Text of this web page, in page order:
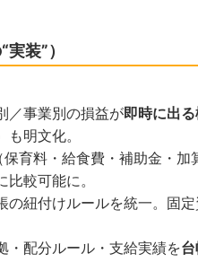
装”）
／事業別の損益が即時に出
明文化。
保育料・給食費・補助金・
比較可能に。
の紐付けルールを統一。固
・配分ルール・支給実績を